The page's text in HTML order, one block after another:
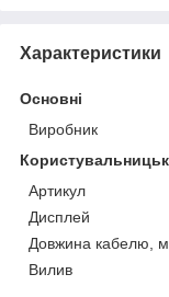
Характеристики
Основні
Виробник
Артикул
Дисплей
Довжина кабелю, м
Вилив